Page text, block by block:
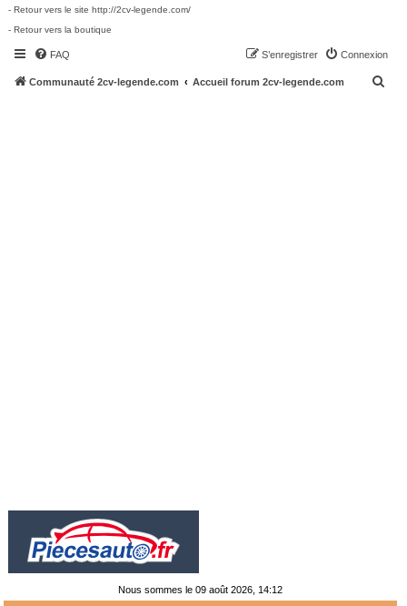
- Retour vers le site http://2cv-legende.com/
- Retour vers la boutique
FAQ Connexion
S’enregistrer
Communauté 2cv-legende.com Accueil forum 2cv-legende.com
Nous sommes le 09 août 2026, 14:12